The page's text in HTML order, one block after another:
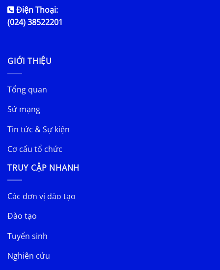
Điện Thoại:
(024) 38522201
GIỚI THIỆU
Tổng quan
Sứ mạng
Tin tức & Sự kiện
Cơ cấu tổ chức
TRUY CẬP NHANH
Các đơn vị đào tạo
Đào tạo
Tuyển sinh
Nghiên cứu